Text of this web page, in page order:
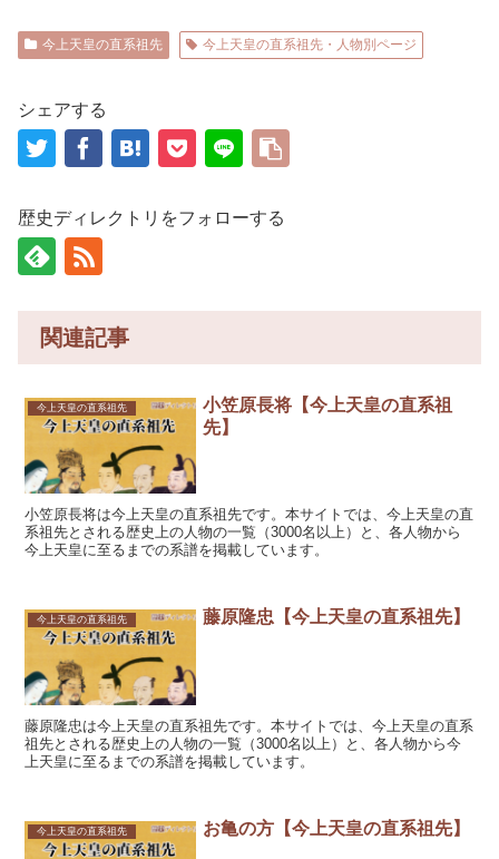
今上天皇の直系祖先 今上天皇の直系祖先・人物別ページ
シェアする
歴史ディレクトリをフォローする
関連記事
今上天皇の直系祖先
小笠原長将【今上天皇の直系祖
先】
小笠原長将は今上天皇の直系祖先です。本サイトでは、今上天皇の直
系祖先とされる歴史上の人物の一覧（3000名以上）と、各人物から
今上天皇に至るまでの系譜を掲載しています。
今上天皇の直系祖先 藤原隆忠【今上天皇の直系祖先】
藤原隆忠は今上天皇の直系祖先です。本サイトでは、今上天皇の直系
祖先とされる歴史上の人物の一覧（3000名以上）と、各人物から今
上天皇に至るまでの系譜を掲載しています。
今上天皇の直系祖先 お亀の方【今上天皇の直系祖先】